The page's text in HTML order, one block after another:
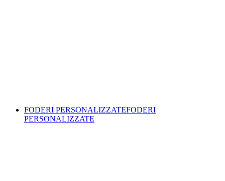
FODERI PERSONALIZZATEFODERI
PERSONALIZZATE